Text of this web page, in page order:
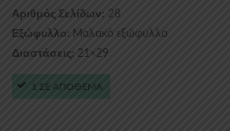
Αριθμός Σελίδων: 28
Εξώφυλλο: Μαλακό εξώφυλλο
Διαστάσεις: 21×29
1 ΣΕ ΑΠΟΘΕΜΑ